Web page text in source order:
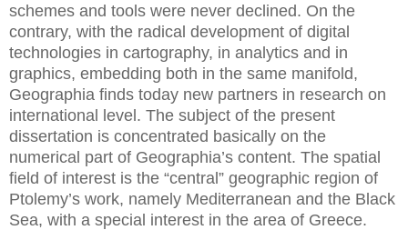
schemes and tools were never declined. On the
contrary, with the radical development of digital
technologies in cartography, in analytics and in
graphics, embedding both in the same manifold,
Geographia finds today new partners in research on
international level. The subject of the present
dissertation is concentrated basically on the
numerical part of Geographia’s content. The spatial
field of interest is the “central” geographic region of
Ptolemy’s work, namely Mediterranean and the Black
Sea, with a special interest in the area of Greece.